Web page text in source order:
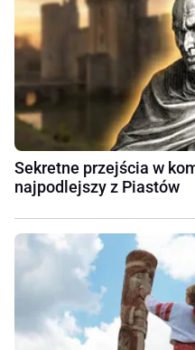
Sekretne przejścia w
najpodlejszy z Piastów